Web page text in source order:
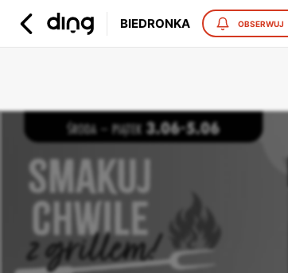
BIEDRONKA OBSERWUJ